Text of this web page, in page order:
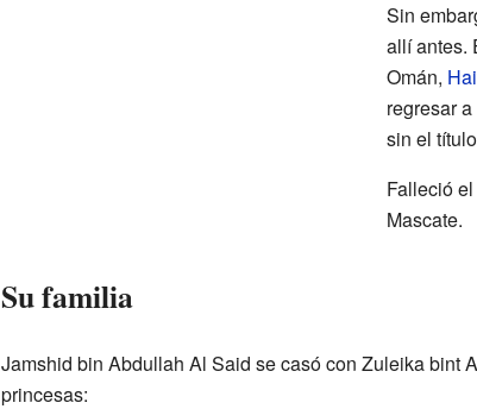
Sin
allí antes.
Omán,
regresar
sin el
Falleció
Mascate.
Su familia
Jamshid bin Abdullah Al Said se casó con Zuleika bint
princesas: